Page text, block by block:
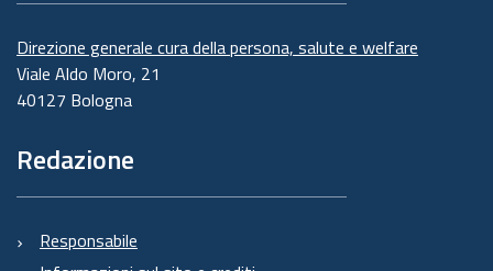
Direzione generale cura della persona, salute e welfare
Viale Aldo Moro, 21
40127 Bologna
Redazione
Responsabile